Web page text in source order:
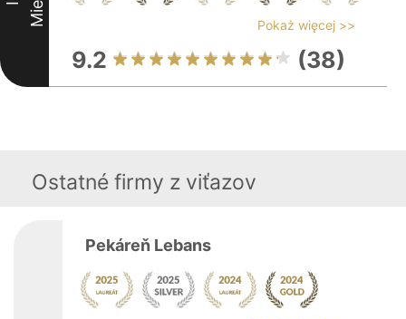
I
Pokaż więcej >>
9.2 (38)
Ostatné firmy z viťazov
Pekáreň Lebans